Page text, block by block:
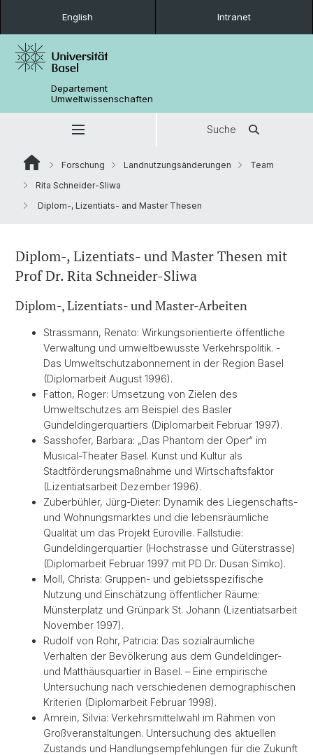
English Intranet
Departement
Umweltwissenschaften
Suche
Forschung Landnutzungsänderungen
Team
Rita Schneider-Sliwa
Diplom-, Lizentiats- and Master Thesen
Diplom-, Lizentiats- und Master Thesen mit
Prof Dr. Rita Schneider-Sliwa
Diplom-, Lizentiats- und Master-Arbeiten
Strassmann, Renato: Wirkungsorientierte öffentliche
Verwaltung und umweltbewusste Verkehrspolitik. -
Das Umweltschutzabonnement in der Region Basel
(Diplomarbeit August 1996).
Fatton, Roger: Umsetzung von Zielen des
Umweltschutzes am Beispiel des Basler
Gundeldingerquartiers (Diplomarbeit Februar 1997).
Sasshofer, Barbara: „Das Phantom der Oper“ im
Musical-Theater Basel. Kunst und Kultur als
Stadtförderungsmaßnahme und Wirtschaftsfaktor
(Lizentiatsarbeit Dezember 1996).
Zuberbühler, Jürg-Dieter: Dynamik des Liegenschafts-
und Wohnungsmarktes und die lebensräumliche
Qualität um das Projekt Euroville. Fallstudie:
Gundeldingerquartier (Hochstrasse und Güterstrasse)
(Diplomarbeit Februar 1997 mit PD Dr. Dusan Simko).
Moll, Christa: Gruppen- und gebietsspezifische
Nutzung und Einschätzung öffentlicher Räume:
Münsterplatz und Grünpark St. Johann (Lizentiatsarbeit
November 1997).
Rudolf von Rohr, Patricia: Das sozialräumliche
Verhalten der Bevölkerung aus dem Gundeldinger-
und Matthäusquartier in Basel. – Eine empirische
Untersuchung nach verschiedenen demographischen
Kriterien (Diplomarbeit Februar 1998).
Amrein, Silvia: Verkehrsmittelwahl im Rahmen von
Großveranstaltungen. Untersuchung des aktuellen
Zustands und Handlungsempfehlungen für die Zukunft